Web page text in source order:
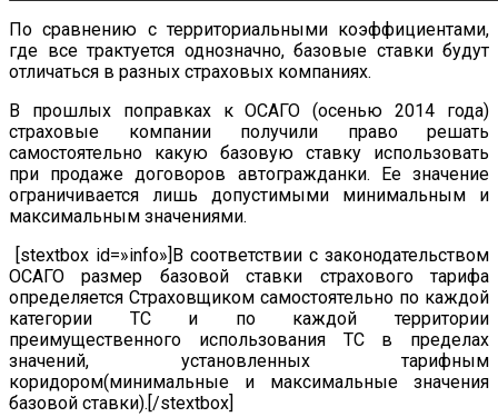
По сравнению с территориальными коэффициентами,
где все трактуется однозначно, базовые ставки будут
отличаться в разных страховых компаниях.
В прошлых поправках к ОСАГО (осенью 2014 года)
страховые компании получили право решать
самостоятельно какую базовую ставку использовать
при продаже договоров автогражданки. Ее значение
ограничивается лишь допустимыми минимальным и
максимальным значениями.
[stextbox id=»info»]В соответствии с законодательством
ОСАГО размер базовой ставки страхового тарифа
определяется Страховщиком самостоятельно по каждой
категории ТС и по каждой территории
преимущественного использования ТС в пределах
значений, установленных тарифным
коридором(минимальные и максимальные значения
базовой ставки).[/stextbox]